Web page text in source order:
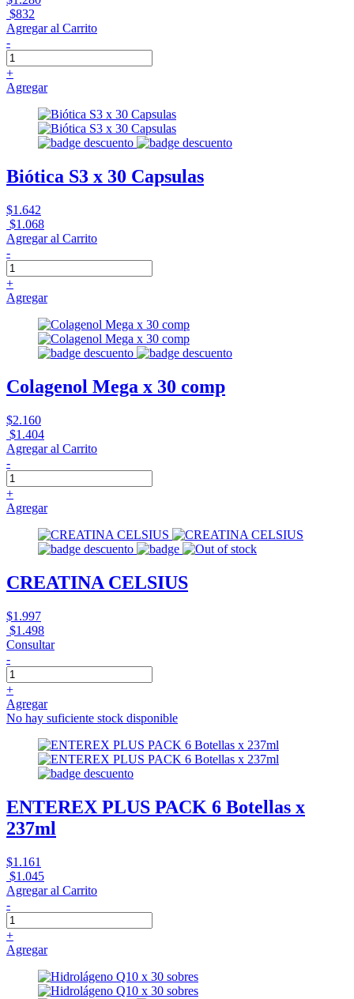
$832
Agregar al Carrito
-
+
Agregar
Biótica S3 x 30 Capsulas
$1.642
$1.068
Agregar al Carrito
-
+
Agregar
Colagenol Mega x 30 comp
$2.160
$1.404
Agregar al Carrito
-
+
Agregar
CREATINA CELSIUS
$1.997
$1.498
Consultar
-
+
Agregar
No hay suficiente stock disponible
ENTEREX PLUS PACK 6 Botellas x
237ml
$1.161
$1.045
Agregar al Carrito
-
+
Agregar